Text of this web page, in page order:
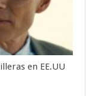
en EE.UU